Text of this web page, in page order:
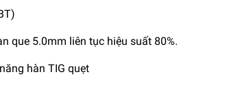
que 5.0mm liên tục hiệu suất 80%.
hàn TIG quẹt